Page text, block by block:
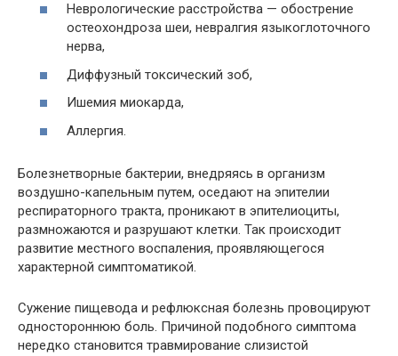
Неврологические расстройства — обострение
остеохондроза шеи, невралгия языкоглоточного
нерва,
Диффузный токсический зоб,
Ишемия миокарда,
Аллергия.
Болезнетворные бактерии, внедряясь в организм
воздушно-капельным путем, оседают на эпителии
респираторного тракта, проникают в эпителиоциты,
размножаются и разрушают клетки. Так происходит
развитие местного воспаления, проявляющегося
характерной симптоматикой.
Сужение пищевода и рефлюксная болезнь провоцируют
одностороннюю боль. Причиной подобного симптома
нередко становится травмирование слизистой